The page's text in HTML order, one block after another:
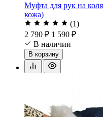
Муфта для рук на
кожа)
(1)
2 790 ₽ 1 590 ₽
В наличии
В корзину